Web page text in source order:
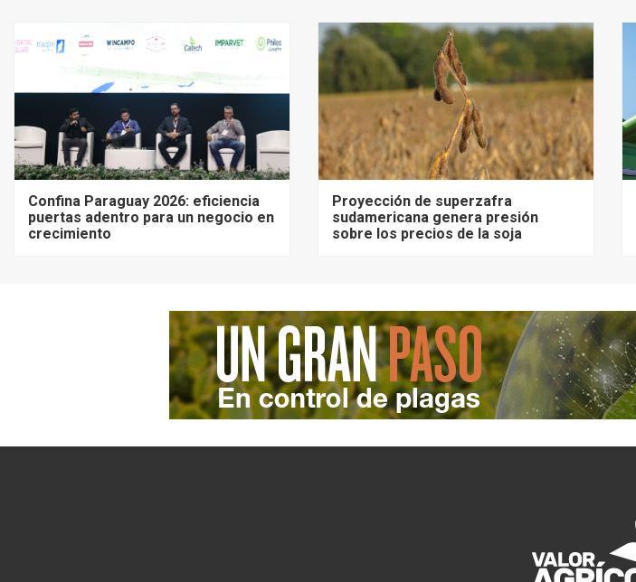
Confina Paraguay 2026: eficiencia
puertas adentro para un negocio en
crecimiento
Proyección de superzafra
sudamericana genera presión
sobre los precios de la soja